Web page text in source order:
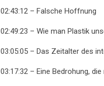
02:43:12 – Falsche Hoffnung
02:49:23 – Wie man Plastik
03:05:05 – Das Zeitalter des
03:17:32 – Eine Bedrohung,